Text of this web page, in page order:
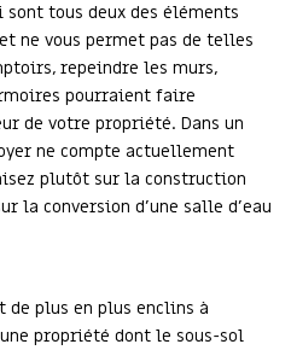
sont tous deux des éléments
ne vous permet pas de telles
repeindre les murs,
pourraient faire
de votre propriété. Dans un
ne compte actuellement
plutôt sur la construction
la conversion d’une salle d’eau
de plus en plus enclins à
propriété dont le sous-sol